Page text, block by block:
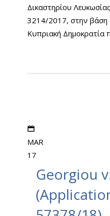
Δικαστηρίου
3214/2017, στην βάση
Κυπριακή
MAR
17
Georgiou